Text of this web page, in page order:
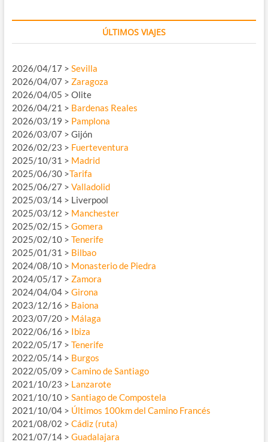
ÚLTIMOS VIAJES
2026/04/17 > Sevilla
2026/04/07 > Zaragoza
2026/04/05 > Olite
2026/04/21 > Bardenas Reales
2026/03/19 > Pamplona
2026/03/07 > Gijón
2026/02/23 > Fuerteventura
2025/10/31 > Madrid
2025/06/30 >Tarifa
2025/06/27 > Valladolid
2025/03/14 > Liverpool
2025/03/12 > Manchester
2025/02/15 > Gomera
2025/02/10 > Tenerife
2025/01/31 > Bilbao
2024/08/10 > Monasterio de Piedra
2024/05/17 > Zamora
2024/04/04 > Girona
2023/12/16 > Baiona
2023/07/20 > Málaga
2022/06/16 > Ibiza
2022/05/17 > Tenerife
2022/05/14 > Burgos
2022/05/09 > Camino de Santiago
2021/10/23 > Lanzarote
2021/10/10 > Santiago de Compostela
2021/10/04 > Últimos 100km del Camino Francés
2021/08/02 > Cádiz (ruta)
2021/07/14 > Guadalajara